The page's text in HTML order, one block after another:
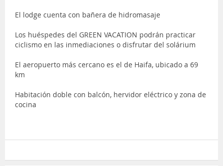
El lodge cuenta con bañera de hidromasaje
Los huéspedes del GREEN VACATION podrán practicar
ciclismo en las inmediaciones o disfrutar del solárium
El aeropuerto más cercano es el de Haifa, ubicado a 69
km
Habitación doble con balcón, hervidor eléctrico y zona de
cocina